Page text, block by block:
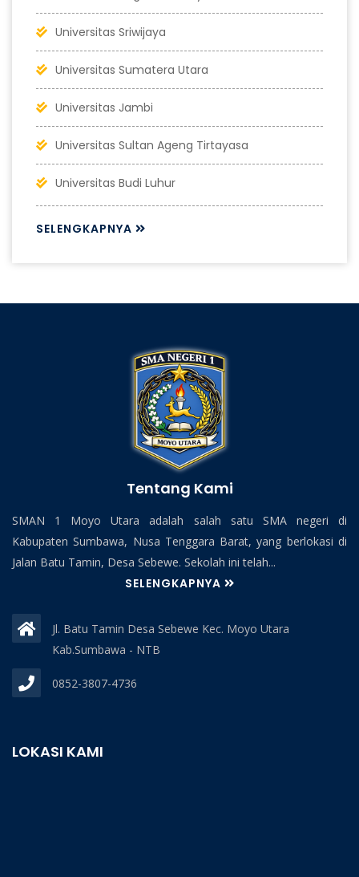
Universitas Sriwijaya
Universitas Sumatera Utara
Universitas Jambi
Universitas Sultan Ageng Tirtayasa
Universitas Budi Luhur
SELENGKAPNYA
Tentang Kami
SMAN 1 Moyo Utara adalah salah satu SMA negeri di
Kabupaten Sumbawa, Nusa Tenggara Barat, yang berlokasi di
Jalan Batu Tamin, Desa Sebewe. Sekolah ini telah...
SELENGKAPNYA
Jl. Batu Tamin Desa Sebewe Kec. Moyo Utara
Kab.Sumbawa - NTB
0852-3807-4736
LOKASI KAMI